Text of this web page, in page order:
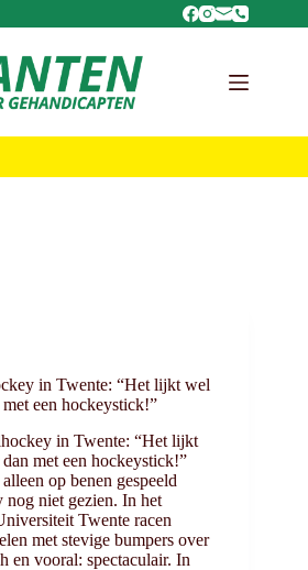
in Twente: “Het lijkt wel
met een hockeystick!”
op benen gespeeld
niet gezien. In het
Twente racen
met stevige bumpers over
en vooral: spectaculair. In